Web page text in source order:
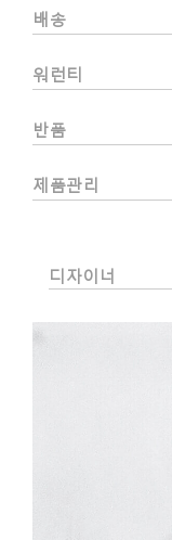
배송
워런티
반품
제품관리
디자이너